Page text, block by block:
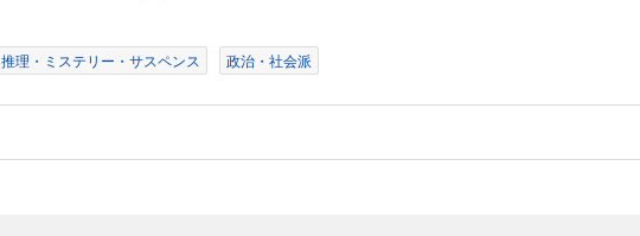
第1話 謎の男
第2話 説明
第6話 食事
推理・ミステリー・サスペンス 政治・社会派